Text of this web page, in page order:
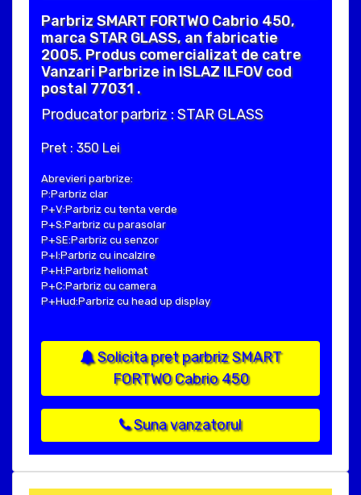
Parbriz SMART FORTWO Cabrio 450,
marca STAR GLASS, an fabricatie
2005. Produs comercializat de catre
Vanzari Parbrize in ISLAZ ILFOV cod
postal 77031 .
Producator parbriz : STAR GLASS
Pret : 350 Lei
Abrevieri parbrize:
P:Parbriz clar
P+V:Parbriz cu tenta verde
P+S:Parbriz cu parasolar
P+SE:Parbriz cu senzor
P+I:Parbriz cu incalzire
P+H:Parbriz heliomat
P+C:Parbriz cu camera
P+Hud:Parbriz cu head up display
Solicita pret parbriz SMART
FORTWO Cabrio 450
Suna vanzatorul